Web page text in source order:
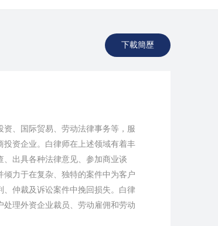
下載簡歷
、国际贸易、劳动法律事务等，服
资企业。白律师在上述领域有着丰
出具各种法律意见、参加商业谈
力于在复杂、独特的案件中为客户
仲裁及诉讼案件中挽回损失。白律
理外资企业裁员、劳动雇佣和劳动